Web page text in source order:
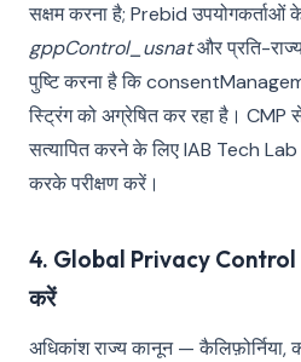
सक्षम करना है; Prebid उपयोगकर्ताओं
gppControl_usnatऔर प्रति-
पुष्टि करना है कि
स्ट्रिंग को अग्रेषित कर रहा है। CMP
सत्यापित करने के लिए IAB Tech
करके परीक्षण करें।
4. Global Privacy Control
करें
अधिकांश राज्य कानून —